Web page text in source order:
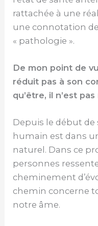
rattachée à une
une connotation
« pathologie ».
De mon point de
réduit pas à son
qu’être, il n’est
Depuis le début de
humain est dans
naturel. Dans ce
personnes
cheminement
chemin concerne
notre âme.